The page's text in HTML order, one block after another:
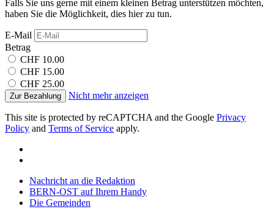
Falls Sie uns gerne mit einem kleinen Betrag unterstützen möchten,
haben Sie die Möglichkeit, dies hier zu tun.
E-Mail
Betrag
CHF 10.00
CHF 15.00
CHF 25.00
Zur Bezahlung Nicht mehr anzeigen
This site is protected by reCAPTCHA and the Google Privacy
Policy and Terms of Service apply.
Nachricht an die Redaktion
BERN-OST auf Ihrem Handy
Die Gemeinden